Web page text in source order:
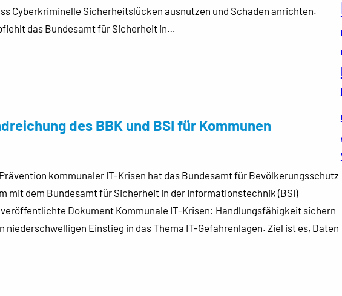
Cyberkriminelle Sicherheitslücken ausnutzen und Schaden anrichten.
das Bundesamt für Sicherheit in…
des BBK und BSI für Kommunen
kommunaler IT-Krisen hat das Bundesamt für Bevölkerungsschutz
mit dem Bundesamt für Sicherheit in der Informationstechnik (BSI)
Dokument Kommunale IT-Krisen: Handlungsfähigkeit sichern
Einstieg in das Thema IT-Gefahrenlagen. Ziel ist es, Daten